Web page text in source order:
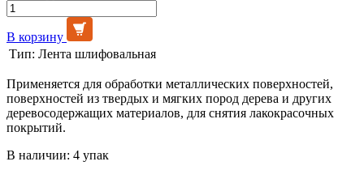
В корзину
Тип: Лента шлифовальная
Применяется для обработки металлических поверхностей,
поверхностей из твердых и мягких пород дерева и других
деревосодержащих материалов, для снятия лакокрасочных
покрытий.
В наличии: 4 упак